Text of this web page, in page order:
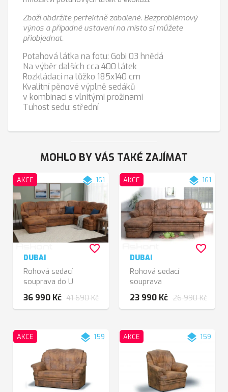
Zboží obdržíte perfektně zabalené. Bezproblémový
výnos a případné ustavení na místo si můžete
přiobjednat.
Potahová látka na fotu: Gobi 03 hnědá
Na výběr dalších cca 400 látek
Rozkládací na lůžko 185x140 cm
Kvalitní pěnové výplně sedáků
v kombinaci s vlnitými prožinami
Tuhost sedu: střední
MOHLO BY VÁS TAKÉ ZAJÍMAT
AKCE layers 161
DUBAI
Rohová sedací
souprava do U
36 990 Kč 41 690 Kč
favorite_border
AKCE layers 161
DUBAI
Rohová sedací
souprava
23 990 Kč 26 990 Kč
favorite_border
AKCE layers 159 AKCE layers 159